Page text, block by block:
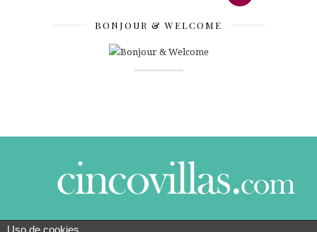
BONJOUR & WELCOME
Uso de cookies